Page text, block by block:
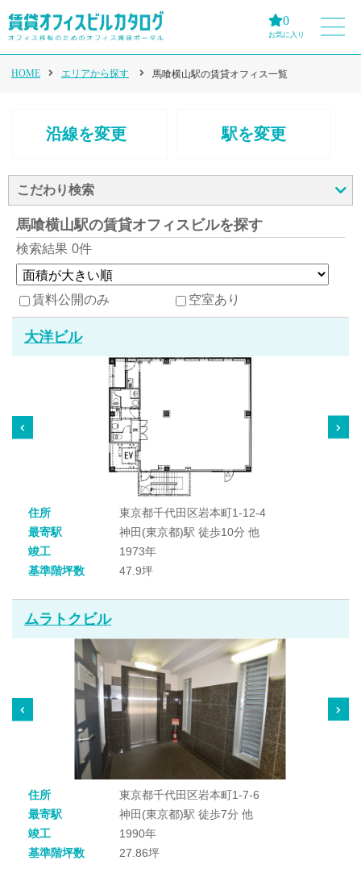
0
お気に入り
HOME エリアから探す 馬喰横山駅の賃貸オフィス一覧
沿線を変更 駅を変更
こだわり検索
馬喰横山駅の賃貸オフィスビルを探す
検索結果 0件
賃料公開のみ 空室あり
大洋ビル
住所
東京都千代田区岩本町1-12-4
最寄駅
神田(東京都)駅 徒歩10分 他
竣工
1973年
基準階坪数
47.9坪
ムラトクビル
住所
東京都千代田区岩本町1-7-6
最寄駅
神田(東京都)駅 徒歩7分 他
竣工
1990年
基準階坪数
27.86坪